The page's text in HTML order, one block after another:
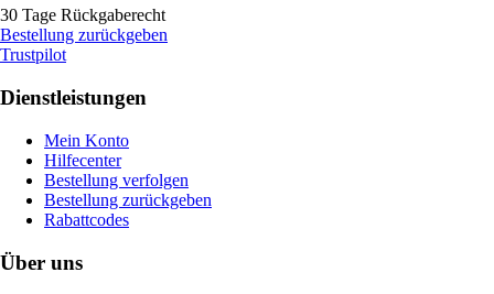
30 Tage Rückgaberecht
Bestellung zurückgeben
Trustpilot
Dienstleistungen
Mein Konto
Hilfecenter
Bestellung verfolgen
Bestellung zurückgeben
Rabattcodes
Über uns